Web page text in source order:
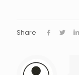
Share